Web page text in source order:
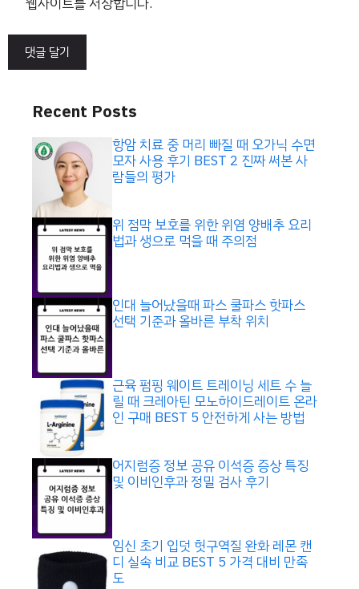
Recent Posts
항암 치료 중 머리 빠질 때 오가닉 수면
모자 사용 후기 BEST 2 진짜 써본 사
람들의 평가
위 점막 보호를 위한 위염 양배추 요리
법과 생으로 먹을 때 주의점
인대 늘어났을때 파스 쿨파스 핫파스
선택 기준과 올바른 부착 위치
근육 펌핑 웨이트 트레이닝 세트 수 늘
릴 때 크레아틴 모노하이드레이트 온라
인 구매 BEST 5 안전하게 사는 방법
어지럼증 정보 공유 이석증 증상 특징
및 이비인후과 정밀 검사 후기
임신 초기 입덧 헛구역질 완화 레몬 캔
디 실속 비교 BEST 5 가격 대비 만족
도